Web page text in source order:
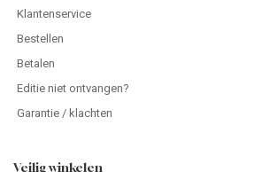
Klantenservice
Bestellen
Betalen
Editie niet ontvangen?
Garantie / klachten
Veilig winkelen